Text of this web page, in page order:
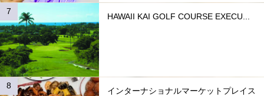
HAWAII KAI GOLF COURSE EXECU...
インターナショナルマーケットプレイス